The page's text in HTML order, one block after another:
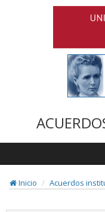
Inicio
Acuerdos